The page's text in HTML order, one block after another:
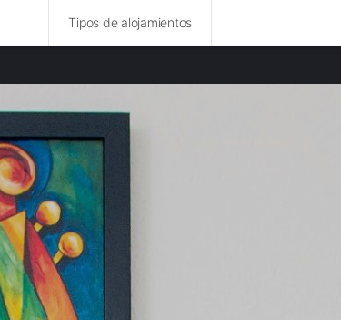
Tipos de alojamientos